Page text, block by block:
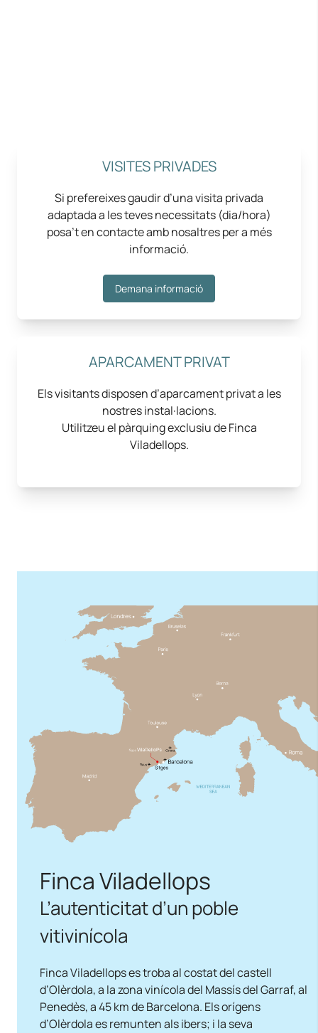
VISITES PRIVADES
Si prefereixes gaudir d’una visita privada
adaptada a les teves necessitats (dia/hora)
posa’t en contacte amb nosaltres per a més
informació.
Demana informació
APARCAMENT PRIVAT
Els visitants disposen d’aparcament privat a les
nostres instal·lacions.
Utilitzeu el pàrquing exclusiu de Finca
Viladellops.
Finca Viladellops
L’autenticitat d’un poble
vitivinícola
Finca Viladellops es troba al costat del castell
d’Olèrdola, a la zona vinícola del Massís del Garraf, al
Penedès, a 45 km de Barcelona. Els orígens
d’Olèrdola es remunten als ibers; i la seva